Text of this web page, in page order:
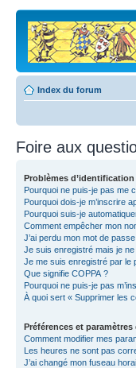
Index du forum
Foire aux
Problèmes
Pourquoi ne puis-je pas me
Pourquoi dois-je m’inscrire
Pourquoi suis-je
Comment empêcher mon
J’ai perdu mon mot de passe
Je suis enregistré mais je
Je me suis enregistré par le
Que signifie COPPA ?
Pourquoi ne puis-je pas
À quoi sert « Supprimer les
Préférences et paramètres
Comment modifier mes
Les heures ne sont pas
J’ai changé mon fuseau